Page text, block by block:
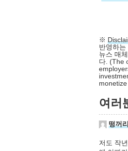
※
반영하
뉴스 매
다. (The
여러
떵꺼리
저도 작